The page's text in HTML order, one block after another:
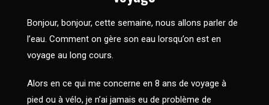
Bonjour, bonjour, cette semaine, nous allons parler de
l’eau. Comment on gère son eau lorsqu’on est en
voyage au long cours.
Alors en ce qui me concerne en 8 ans de voyage à
pied ou à vélo, je n’ai jamais eu de problème de